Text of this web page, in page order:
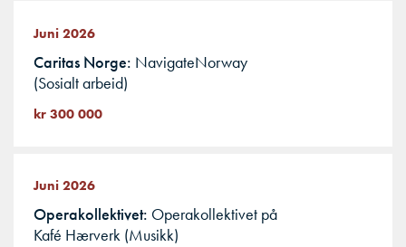
Juni 2026
Caritas Norge NavigateNorway
(Sosialt arbeid)
kr 300 000
Juni 2026
Operakollektivet Operakollektivet på
Kafé Hærverk (Musikk)